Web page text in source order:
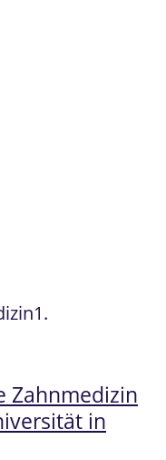
1.
Zahnmedizin
in